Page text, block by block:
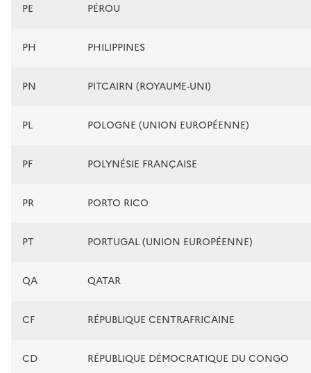
PE PÉROU
PH PHILIPPINES
PN PITCAIRN (ROYAUME-UNI)
PL POLOGNE (UNION EUROPÉENNE)
PF POLYNÉSIE FRANÇAISE
PR PORTO RICO
PT PORTUGAL (UNION EUROPÉENNE)
QA QATAR
CF RÉPUBLIQUE CENTRAFRICAINE
CD RÉPUBLIQUE DÉMOCRATIQUE DU CONGO